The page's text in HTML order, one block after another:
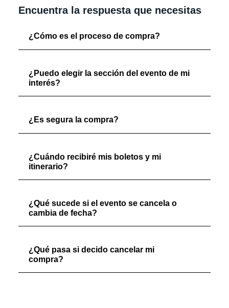
Encuentra la respuesta que necesitas
¿Cómo es el proceso de compra?
¿Puedo elegir la sección del evento de mi
interés?
¿Es segura la compra?
¿Cuándo recibiré mis boletos y mi
itinerario?
¿Qué sucede si el evento se cancela o
cambia de fecha?
¿Qué pasa si decido cancelar mi
compra?